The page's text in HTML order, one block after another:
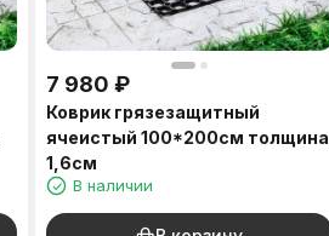
7 980 ₽
Коврик грязезащитный
ячеистый 100*200см толщина
1,6см
В наличии